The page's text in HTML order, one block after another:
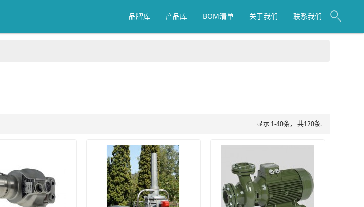
品牌库 产品库 BOM清单 关于我们 联系我们
显示 1-40条， 共120条.